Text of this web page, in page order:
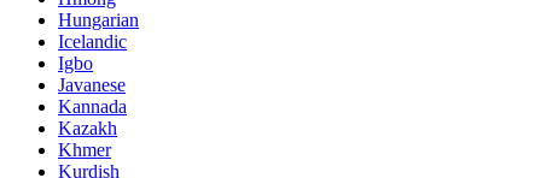
Hungarian
Icelandic
Igbo
Javanese
Kannada
Kazakh
Khmer
Kurdish